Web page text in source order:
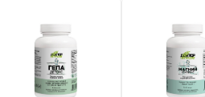
600
15